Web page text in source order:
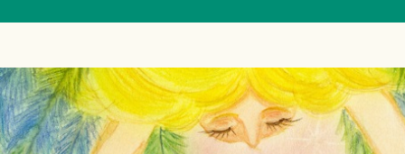
集-
IRISCALA